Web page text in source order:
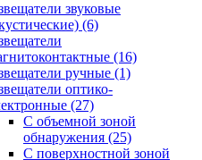
звуковые
(6)
(16)
ручные (1)
оптико-
(27)
С объемной зоной
обнаружения (25)
С поверхностной зоной